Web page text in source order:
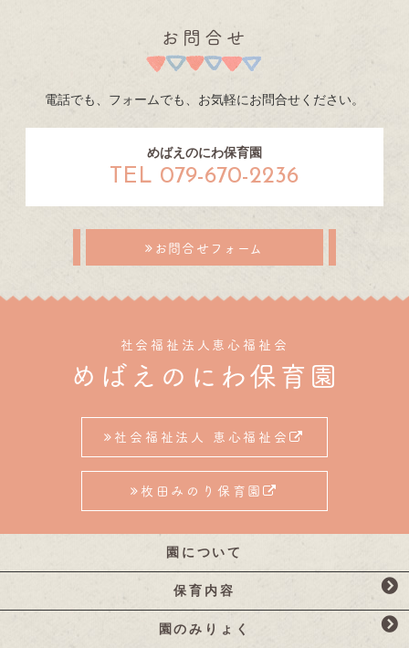
お問合せ
電話でも、フォームでも、お気軽にお問合せください。
めばえのにわ保育園
TEL 079-670-2236
お問合せフォーム
社会福祉法人恵心福祉会
めばえのにわ保育園
社会福祉法人 恵心福祉会
枚田みのり保育園
園について
保育内容
園のみりょく